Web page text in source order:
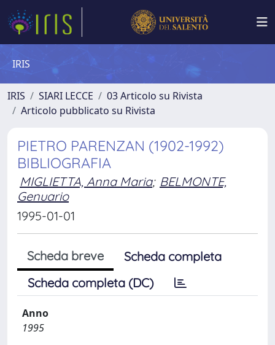
IRIS
IRIS SIARI LECCE
03 Articolo su Rivista
Articolo pubblicato su Rivista
PIETRO PARENZAN (1902-1992)
BIBLIOGRAFIA
MIGLIETTA, Anna Maria; BELMONTE,
Genuario
1995-01-01
Scheda breve
Scheda completa
Scheda completa (DC)
Anno
1995